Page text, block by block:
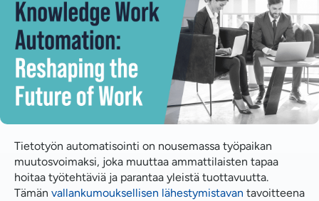
Tekoäly tiedonhallinnassa
Tekoäly ja automaatio
Yhteistyö tietotyön automatisoinnin avulla
Asiakirjojen valvonnan tulevaisuus
FAQ
Tietotyön automatisointi on nousemassa työpaikan
muutosvoimaksi, joka muuttaa ammattilaisten tapaa
hoitaa työtehtäviä ja parantaa yleistä tuottavuutta.
Tämän vallankumouksellisen lähestymistavan tavoitteena